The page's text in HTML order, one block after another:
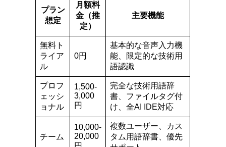
プラン
想定
月額料
金（推
定）
主要機能
無料ト
ライア
ル
0円
基本的な音声入力機
能、限定的な技術用
語認識
プロフ
ェッシ
ョナル
1,500-
3,000
円
完全な技術用語辞
書、ファイルタグ付
け、全AI IDE対応
チーム
10,000-
20,000
複数ユーザー、カス
タム用語辞書、優先